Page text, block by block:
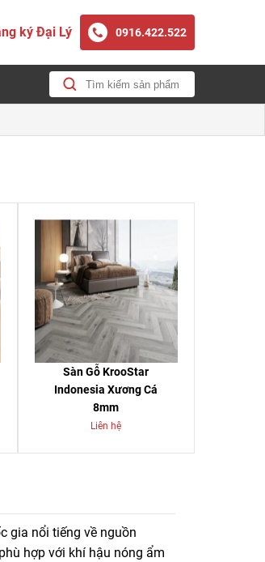
ký Đại Lý 0916.422.522
Sàn Gỗ KrooStar
Indonesia Xương Cá
8mm
Liên hệ
tiếng về nguyên liệu gỗ chất
gia nổi tiếng về nguồn
hợp với khí hậu nóng ẩm